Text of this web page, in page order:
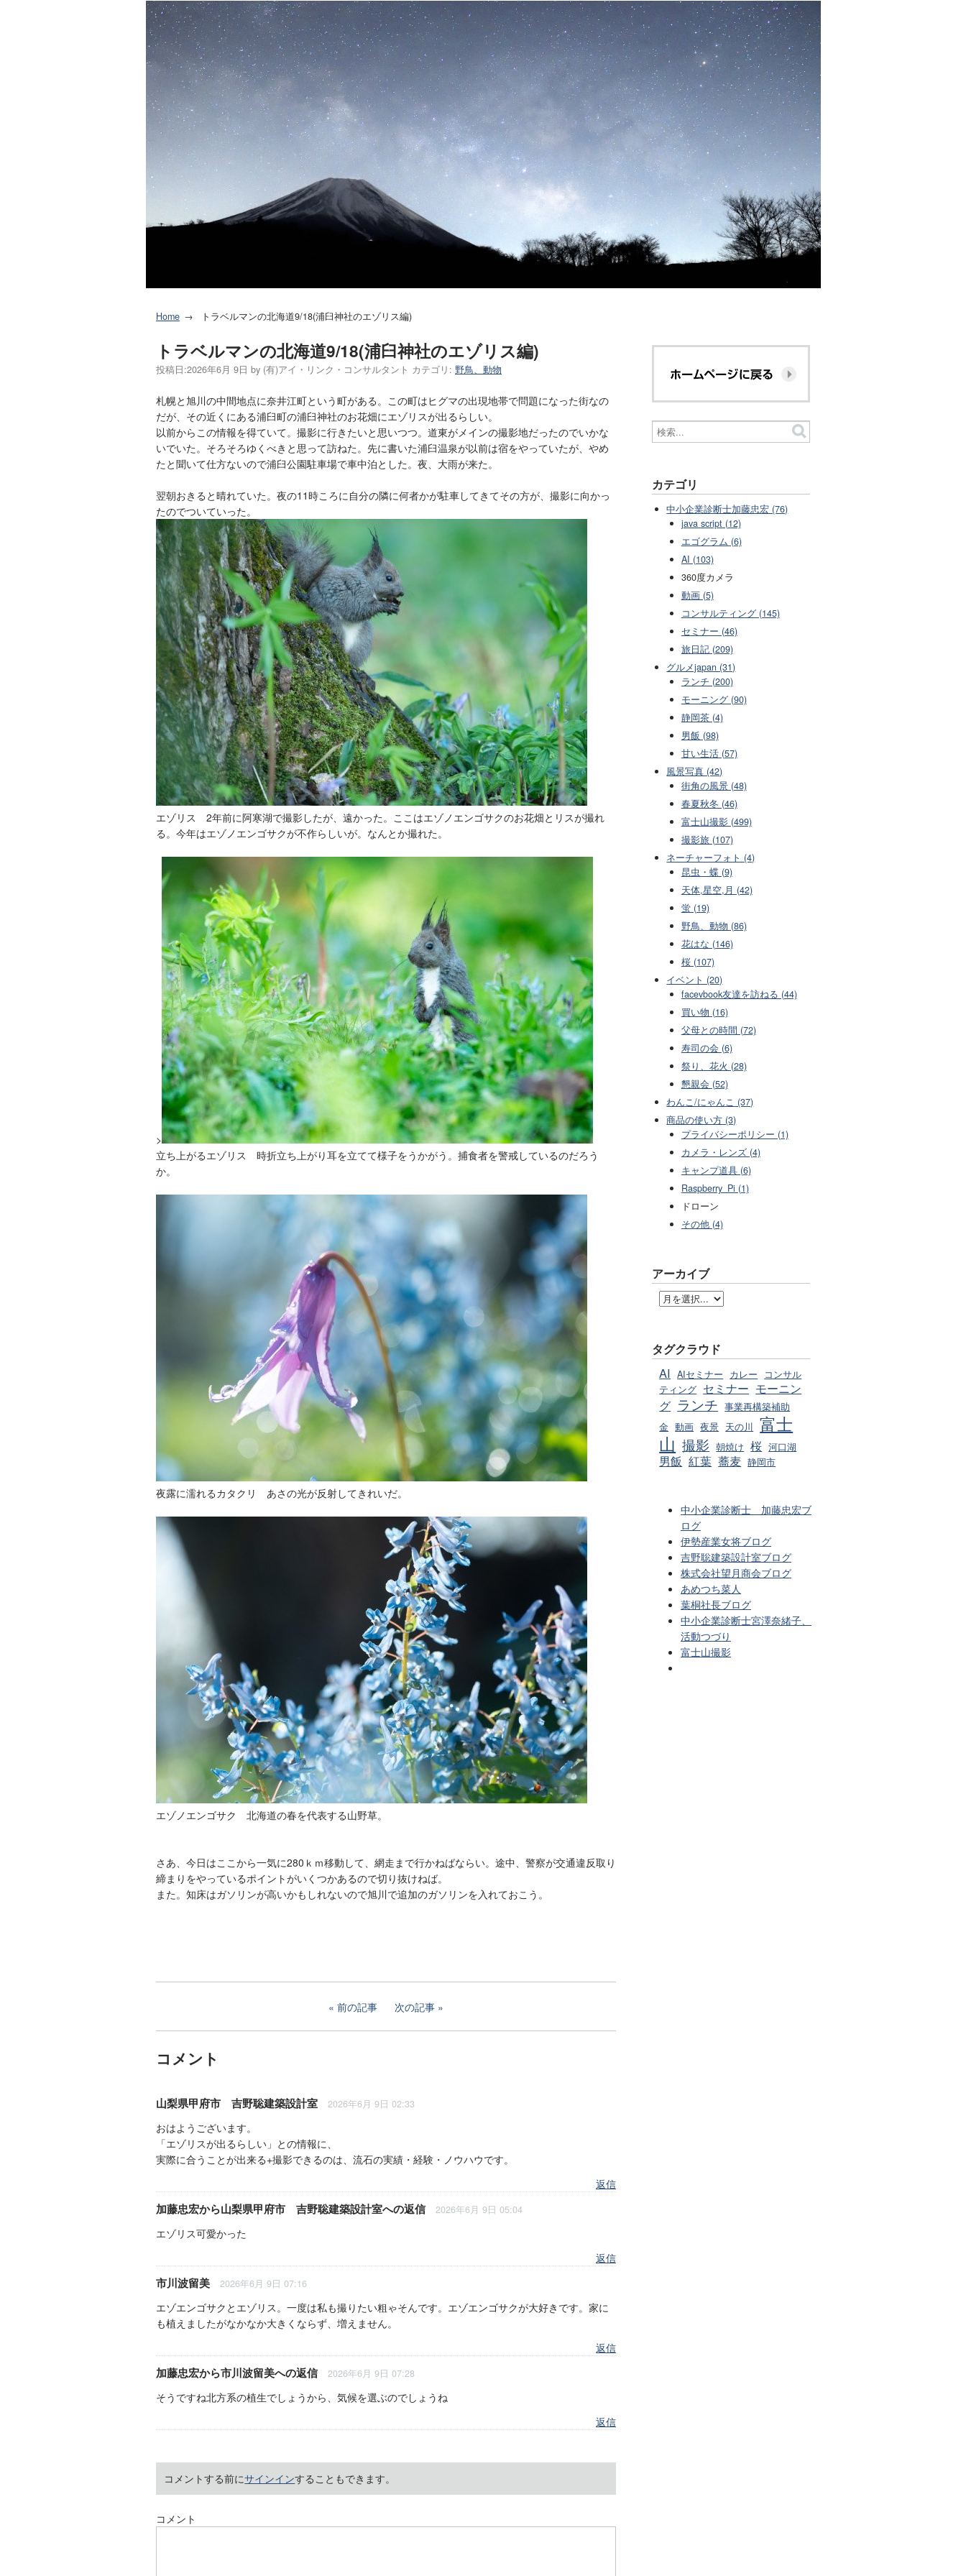
Home トラベルマンの北海道9/18(浦臼神社のエゾリス編)
トラベルマンの北海道9/18(浦臼神社のエゾリス編)
投稿日:2026年6月 9日 by (有)アイ・リンク・コンサルタント カテゴリ: 野鳥、動物
札幌と旭川の中間地点に奈井江町という町がある。この町はヒグマの出現地帯で問題になった街なの
だが、その近くにある浦臼町の浦臼神社のお花畑にエゾリスが出るらしい。
以前からこの情報を得ていて。撮影に行きたいと思いつつ。道東がメインの撮影地だったのでいかな
いでいた。そろそろゆくべきと思って訪ねた。先に書いた浦臼温泉が以前は宿をやっていたが、やめ
たと聞いて仕方ないので浦臼公園駐車場で車中泊とした。夜、大雨が来た。
翌朝おきると晴れていた。夜の11時ころに自分の隣に何者かが駐車してきてその方が、撮影に向かっ
たのでついていった。
エゾリス 2年前に阿寒湖で撮影したが、遠かった。ここはエゾノエンゴサクのお花畑とリスが撮れ
る。今年はエゾノエンゴサクが不作らしいが。なんとか撮れた。
>
立ち上がるエゾリス 時折立ち上がり耳を立てて様子をうかがう。捕食者を警戒しているのだろう
か。
夜露に濡れるカタクリ あさの光が反射してきれいだ。
エゾノエンゴサク 北海道の春を代表する山野草。
さあ、今日はここから一気に280ｋｍ移動して、網走まで行かねばならい。途中、警察が交通違反取り
締まりをやっているポイントがいくつかあるので切り抜けねば。
また。知床はガソリンが高いかもしれないので旭川で追加のガソリンを入れておこう。
前の記事 次の記事
コメント
山梨県甲府市 吉野聡建築設計室 2026年6月 9日 02:33
おはようございます。
「エゾリスが出るらしい」との情報に、
実際に合うことが出来る+撮影できるのは、流石の実績・経験・ノウハウです。
返信
加藤忠宏から山梨県甲府市 吉野聡建築設計室への返信 2026年6月 9日 05:04
エゾリス可愛かった
返信
市川波留美 2026年6月 9日 07:16
エゾエンゴサクとエゾリス。一度は私も撮りたい粗ゃそんです。エゾエンゴサクが大好きです。家に
も植えましたがなかなか大きくならず、増えません。
返信
加藤忠宏から市川波留美への返信 2026年6月 9日 07:28
そうですね北方系の植生でしょうから、気候を選ぶのでしょうね
返信
コメントする前にサインインすることもできます。
コメント
カテゴリ
中小企業診断士加藤忠宏 (76)
java script (12)
エゴグラム (6)
AI (103)
360度カメラ
動画 (5)
コンサルティング (145)
セミナー (46)
旅日記 (209)
グルメjapan (31)
ランチ (200)
モーニング (90)
静岡茶 (4)
男飯 (98)
甘い生活 (57)
風景写真 (42)
街角の風景 (48)
春夏秋冬 (46)
富士山撮影 (499)
撮影旅 (107)
ネーチャーフォト (4)
昆虫・蝶 (9)
天体,星空,月 (42)
蛍 (19)
野鳥、動物 (86)
花はな (146)
桜 (107)
イベント (20)
facevbook友達を訪ねる (44)
買い物 (16)
父母との時間 (72)
寿司の会 (6)
祭り、花火 (28)
懇親会 (52)
わんこ/にゃんこ (37)
商品の使い方 (3)
プライバシーポリシー (1)
カメラ・レンズ (4)
キャンプ道具 (6)
Raspberry_Pi (1)
ドローン
その他 (4)
アーカイブ
タグクラウド
AI AIセミナー カレー
コンサル
ティング セミナー モーニン
グ ランチ 事業再構築補助
金 動画 夜景 天の川 富士
山 撮影 朝焼け 桜 河口湖
男飯 紅葉 蕎麦 静岡市
中小企業診断士 加藤忠宏ブ
ログ
伊勢産業女将ブログ
吉野聡建築設計室ブログ
株式会社望月商会ブログ
あめつち菜人
葉桐社長ブログ
中小企業診断士宮澤奈緒子、
活動つづり
富士山撮影